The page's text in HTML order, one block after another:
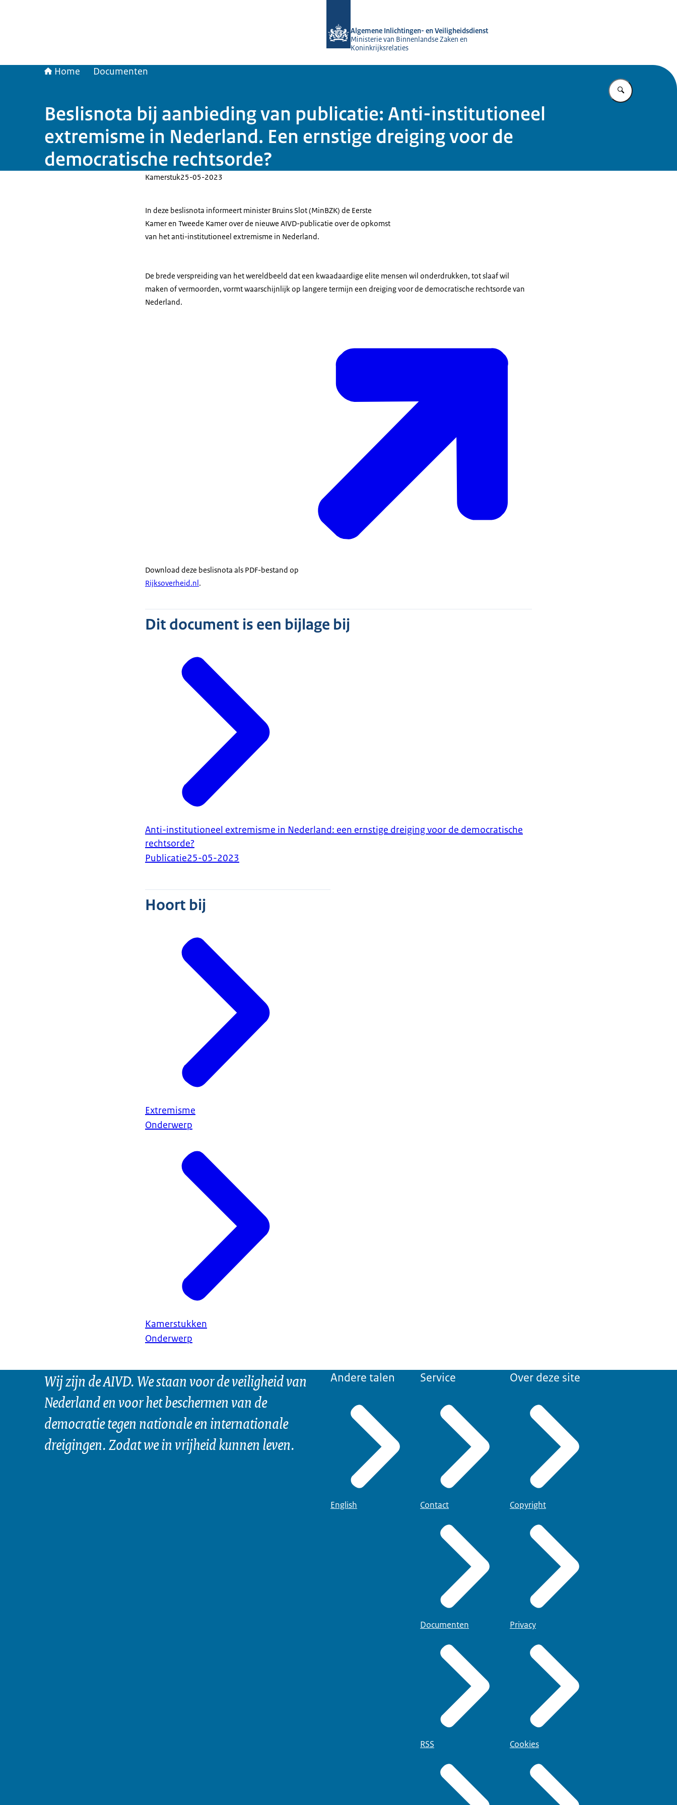
Algemene Inlichtingen- en Veiligheidsdienst
Ministerie van Binnenlandse Zaken en
Koninkrijksrelaties
Home Documenten
Vul in wat u
Beslisnota bij aanbieding van publicatie: Anti-institutioneel
extremisme in Nederland. Een ernstige dreiging voor de
democratische rechtsorde?
Kamerstuk25-05-2023
In deze beslisnota informeert minister Bruins Slot (MinBZK) de Eerste
Kamer en Tweede Kamer over de nieuwe AIVD-publicatie over de opkomst
van het anti-institutioneel extremisme in Nederland.
De brede verspreiding van het wereldbeeld dat een kwaadaardige elite mensen wil onderdrukken, tot slaaf wil
maken of vermoorden, vormt waarschijnlijk op langere termijn een dreiging voor de democratische rechtsorde van
Nederland.
Download deze beslisnota als PDF-bestand op
Rijksoverheid.nl.
Dit document is een bijlage bij
Anti-institutioneel extremisme in Nederland: een ernstige dreiging voor de democratische
rechtsorde?
Publicatie25-05-2023
Hoort bij
Extremisme
Onderwerp
Kamerstukken
Onderwerp
Wij zijn de AIVD. We staan voor de veiligheid van
Nederland en voor het beschermen van de
democratie tegen nationale en internationale
dreigingen. Zodat we in vrijheid kunnen leven.
Andere talen
English
Service
Contact
Documenten
RSS
Over deze site
Copyright
Privacy
Cookies